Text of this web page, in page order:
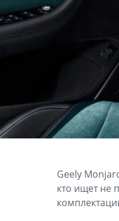
Geely
кто ищет не